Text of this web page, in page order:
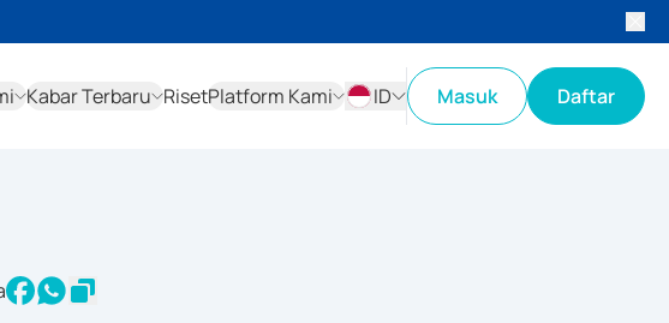
Kabar Terbaru RisetPlatform Kami
ID
Masuk Daftar